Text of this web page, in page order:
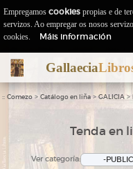
Gallaecia
:: Comezo > Catálogo en liña > GALICIA>
Tenda en
Ver categoría:
Empregamos cookies propias e de
servizos. Ao empregar os nosos
cookies.
Máis información